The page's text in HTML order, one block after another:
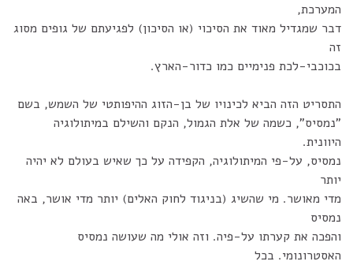
המערכת,
דבר שמגדיל מאוד את הסיכוי (או הסיכון) לפגיעתם של גופים מסוג
זה
בכוכבי-לכת פנימיים כמו כדור-הארץ.
התסריט הזה הביא לכינויו של בן-הזוג ההיפותטי של השמש, בשם
"נמסיס", כשמה של אלת הגמול, הנקם והשילם במיתולוגיה
היוונית.
נמסיס, על-פי המיתולוגיה, הקפידה על כך שאיש בעולם לא יהיה
יותר
מדי מאושר. מי שהשיג (בניגוד לחוק האלים) יותר מדי אושר, באה
נמסיס
והפכה את קערתו על-פיה. וזה אולי מה שעושה נמסיס
האסטרונומי. בכל